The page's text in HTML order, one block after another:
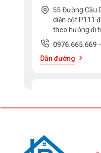
55 Đường Cầu
diện cột P111
theo hướng đi
0976.665.669 -
Dẫn đường
Dẫn đường